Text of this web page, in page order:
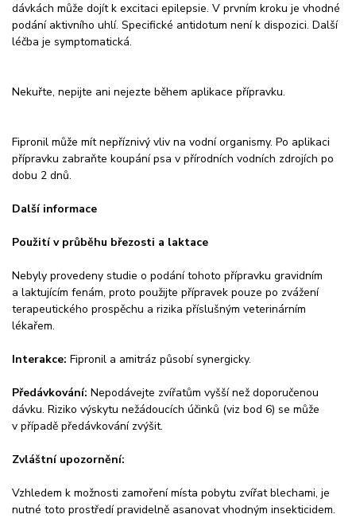
dávkách může dojít k excitaci epilepsie. V prvním kroku je vhodné
podání aktivního uhlí. Specifické antidotum není k dispozici. Další
léčba je symptomatická.
Nekuřte, nepijte ani nejezte během aplikace přípravku.
Fipronil může mít nepříznivý vliv na vodní organismy. Po aplikaci
přípravku zabraňte koupání psa v přírodních vodních zdrojích po
dobu 2 dnů.
Další informace
Použití v průběhu březosti a laktace
Nebyly provedeny studie o podání tohoto přípravku gravidním
a laktujícím fenám, proto použijte přípravek pouze po zvážení
terapeutického prospěchu a rizika příslušným veterinárním
lékařem.
Interakce: Fipronil a amitráz působí synergicky.
Předávkování: Nepodávejte zvířatům vyšší než doporučenou
dávku. Riziko výskytu nežádoucích účinků (viz bod 6) se může
v případě předávkování zvýšit.
Zvláštní upozornění:
Vzhledem k možnosti zamoření místa pobytu zvířat blechami, je
nutné toto prostředí pravidelně asanovat vhodným insekticidem.